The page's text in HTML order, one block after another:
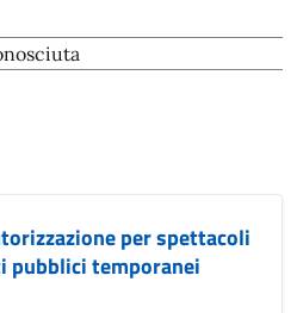
per spettacoli
pubblici temporanei